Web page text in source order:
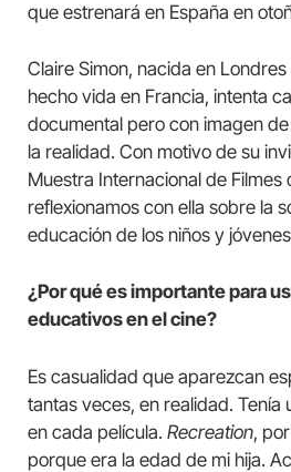
que estrenará en España en
Claire Simon, nacida en
hecho vida en Francia, intenta
documental pero con imagen
la realidad. Con motivo de su
Muestra Internacional de Filmes
reflexionamos con ella sobre la
educación de los niños y
¿Por qué es importante para
educativos en el cine?
Es casualidad que aparezcan
tantas veces, en realidad. Tenía
en cada película. Recreation,
porque era la edad de mi hija.